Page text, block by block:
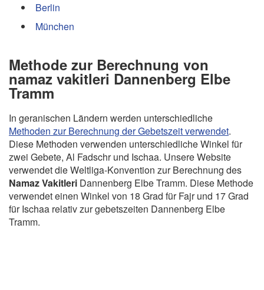
Berlin
München
Methode zur Berechnung von
namaz vakitleri Dannenberg Elbe
Tramm
In geranischen Ländern werden unterschiedliche
Methoden zur Berechnung der Gebetszeit verwendet.
Diese Methoden verwenden unterschiedliche Winkel für
zwei Gebete, Al Fadschr und Ischaa. Unsere Website
verwendet die Weltliga-Konvention zur Berechnung des
Namaz Vakitleri Dannenberg Elbe Tramm. Diese Methode
verwendet einen Winkel von 18 Grad für Fajr und 17 Grad
für Ischaa relativ zur gebetszeiten Dannenberg Elbe
Tramm.